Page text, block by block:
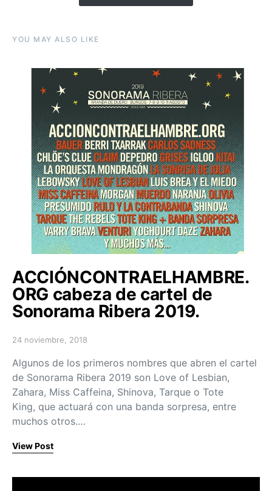
YOU MAY ALSO LIKE
ACCIÓNCONTRAELHAMBRE.
ORG cabeza de cartel de
Sonorama Ribera 2019.
Posted on
24 noviembre, 2018
Algunos de los primeros nombres que abren el cartel
de Sonorama Ribera 2019 son Love of Lesbian,
Zahara, Miss Caffeina, Shinova, Tarque o Tote
King, que actuará con una banda sorpresa, entre
muchos otros.…
View Post